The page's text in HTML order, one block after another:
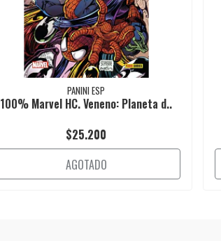
PANINI ESP
100% Marvel HC. Veneno: Planeta d..
$25.200
AGOTADO